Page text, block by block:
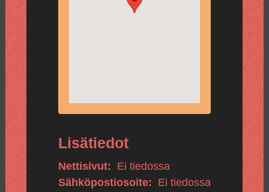
Lisätiedot
Nettisivut: Ei tiedossa
Sähköpostiosoite: Ei tiedossa